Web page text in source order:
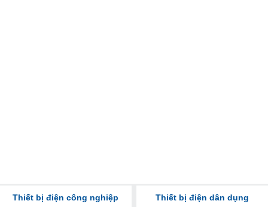
Thiết bị điện công nghiệp Thiết bị điện dân dụng